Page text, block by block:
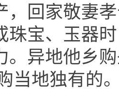
，回家敬妻
珠宝、玉器
。异地他乡
当地独有的